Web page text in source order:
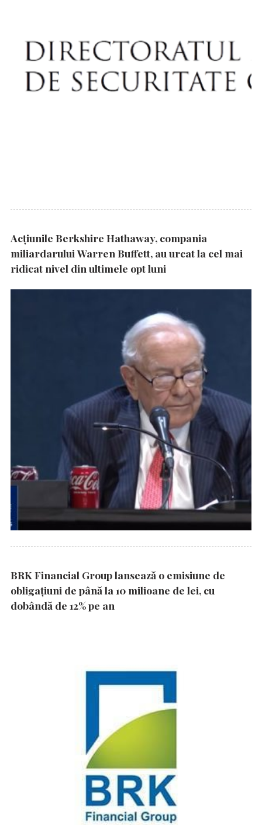
Acțiunile Berkshire Hathaway, compania
miliardarului Warren Buffett, au urcat la cel mai
ridicat nivel din ultimele opt luni
BRK Financial Group lansează o emisiune de
obligațiuni de până la 10 milioane de lei, cu
dobândă de 12% pe an